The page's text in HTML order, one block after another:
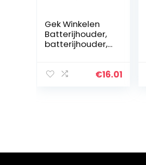
Gek Winkelen
Batterijhouder,
batterijhouder,
lichtgewicht€16.01